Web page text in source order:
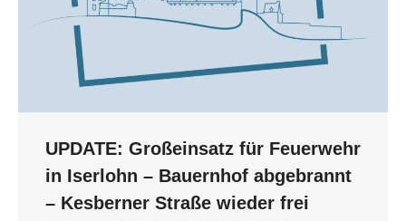
UPDATE: Großeinsatz für Feuerwehr
in Iserlohn – Bauernhof abgebrannt
– Kesberner Straße wieder frei